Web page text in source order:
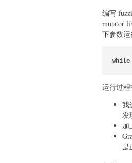
+
编写
mutator
下参数运
while
运行过程
我
发
加
是